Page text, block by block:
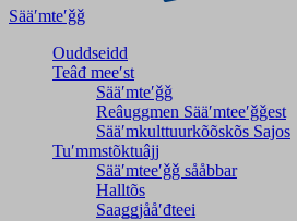
Sääʹmteʹǧǧ
Ouddseidd
Teâđ meeʹst
Sääʹmteʹǧǧ
Reâuggmen Sääʹmteeʹǧǧest
Sääʹmkulttuurkõõskõs Sajos
Tuʹmmstõktuâjj
Sääʹmteeʹǧǧ sååbbar
Halltõs
Saaǥǥjååʹđteei